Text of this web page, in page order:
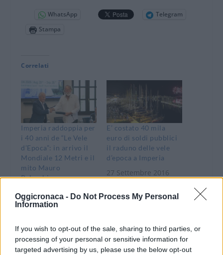
Oggicronaca - Do Not Process My Personal
Information
If you wish to opt-out of the sale, sharing to third parties, or
processing of your personal or sensitive information for
targeted advertising by us, please use the below opt-out
WhatsApp
Telegram
Stampa
Correlati
Imperia raddoppia per
i 40 anni de “Le Vele
d’Epoca”: in arrivo il
Mondiale 12 Metri e il
mito Mauro
Pelaschier
30 Giugno 2026
In "Imperia"
E’ costato 40 mila
euro di soldi pubblici
il raduno delle vele
d’epoca a Imperia
27 Settembre 2016